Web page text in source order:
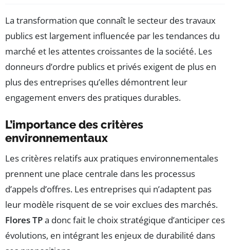
La transformation que connaît le secteur des travaux
publics est largement influencée par les tendances du
marché et les attentes croissantes de la société. Les
donneurs d’ordre publics et privés exigent de plus en
plus des entreprises qu’elles démontrent leur
engagement envers des pratiques durables.
L’importance des critères
environnementaux
Les critères relatifs aux pratiques environnementales
prennent une place centrale dans les processus
d’appels d’offres. Les entreprises qui n’adaptent pas
leur modèle risquent de se voir exclues des marchés.
Flores TPa donc fait le choix stratégique d’anticiper ces
évolutions, en intégrant les enjeux de durabilité dans